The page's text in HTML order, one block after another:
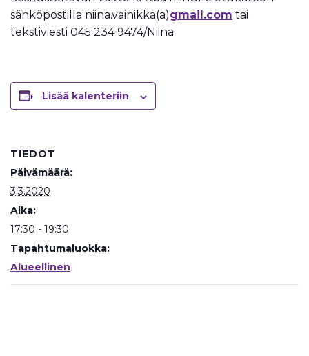
sähköpostilla niina.vainikka(a)gmail.com tai
tekstiviesti 045 234 9474/Niina
Lisää kalenteriin
TIEDOT
Päivämäärä:
3.3.2020
Aika:
17:30 - 19:30
Tapahtumaluokka:
Alueellinen